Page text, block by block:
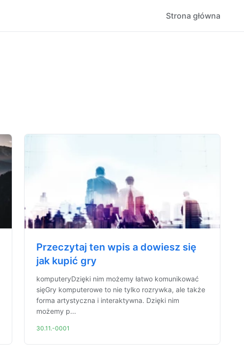
Strona główna
Przeczytaj ten wpis a dowiesz się
jak kupić gry
komputeryDzięki nim możemy łatwo komunikować
sięGry komputerowe to nie tylko rozrywka, ale także
forma artystyczna i interaktywna. Dzięki nim
możemy p...
30.11.-0001